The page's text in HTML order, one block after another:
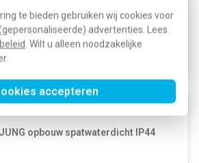
te bieden gebruiken wij cookies voor
advertenties. Lees
. Wilt u alleen noodzakelijke
.
accepteren
Gira opbouw spatwaterdicht IP44/IP66
JUNG opbouw spatwaterdicht IP44